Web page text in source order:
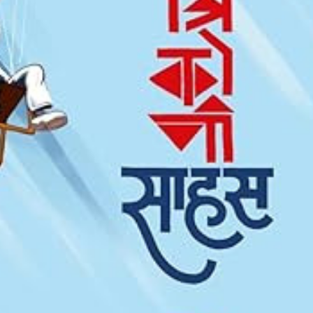
अर्थकारणावरील निबंध हे पुस्तक
येथे क्लिक करा.